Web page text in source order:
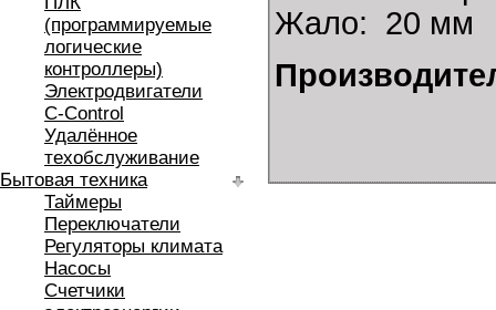
(программируемые
логические
контроллеры)
Электродвигатели
C-Control
Удалённое
техобслуживание
Бытовая техника
Таймеры
Переключатели
Регуляторы климата
Насосы
Счетчики
Жало: 20 мм